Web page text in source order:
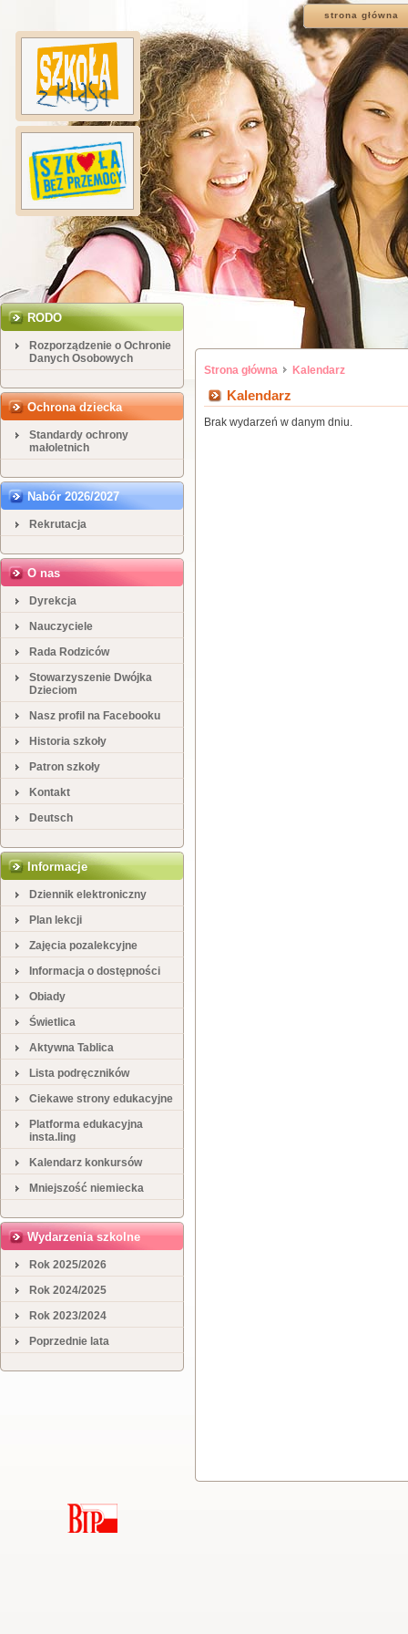
strona główna
RODO
Rozporządzenie o Ochronie
Danych Osobowych
Ochrona dziecka
Standardy ochrony
małoletnich
Nabór 2026/2027
Rekrutacja
O nas
Dyrekcja
Nauczyciele
Rada Rodziców
Stowarzyszenie Dwójka
Dzieciom
Nasz profil na Facebooku
Historia szkoły
Patron szkoły
Kontakt
Deutsch
Informacje
Dziennik elektroniczny
Plan lekcji
Zajęcia pozalekcyjne
Informacja o dostępności
Obiady
Świetlica
Aktywna Tablica
Lista podręczników
Ciekawe strony edukacyjne
Platforma edukacyjna
insta.ling
Kalendarz konkursów
Mniejszość niemiecka
Wydarzenia szkolne
Rok 2025/2026
Rok 2024/2025
Rok 2023/2024
Poprzednie lata
Strona główna Kalendarz
Kalendarz
Brak wydarzeń w danym dniu.